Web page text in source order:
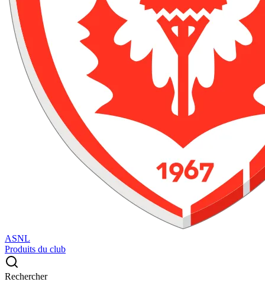
ASNL
Produits du club
Rechercher